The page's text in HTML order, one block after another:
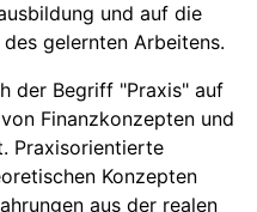
und auf die
gelernten Arbeitens.
der Begriff "Praxis" auf
Finanzkonzepten und
Praxisorientierte
Konzepten
aus der realen